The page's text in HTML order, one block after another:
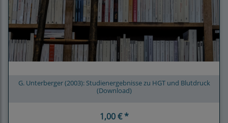
G. Unterberger (2003): Studienergebnisse zu HGT und Blutdruck
(Download)
1,00 € *